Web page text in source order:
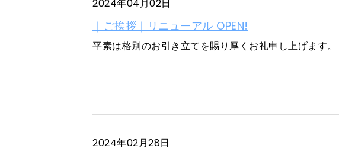
2024年04月02日
｜ご挨拶｜リニューアル OPEN!
平素は格別のお引き立てを賜り厚くお礼申し上げます
2024年02月28日